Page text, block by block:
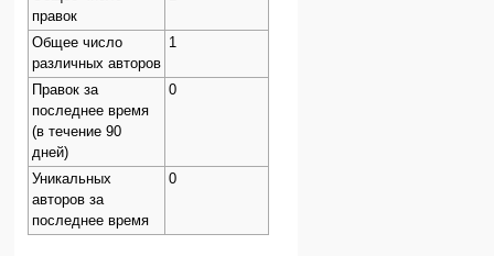
правок
Общее число
различных авторов
1
Правок за
последнее время
(в течение 90
дней)
0
Уникальных
авторов за
последнее время
0